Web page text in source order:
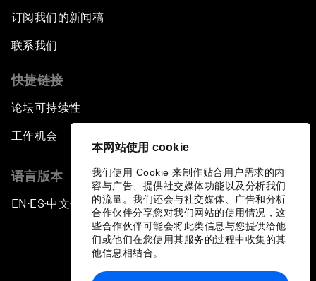
本网站使用 cookie
我们使用 Cookie 来制作贴合用户需求的内
容与广告、提供社交媒体功能以及分析我们
的流量。我们还会与社交媒体、广告和分析
合作伙伴分享您对我们网站的使用情况，这
些合作伙伴可能会将此类信息与您提供给他
们或他们在您使用其服务的过程中收集的其
他信息相结合。
订阅我们的新闻稿
联系我们
快捷链接
论坛可持续性
工作机会
语言版本
EN ▪ES▪中文▪ 日本語